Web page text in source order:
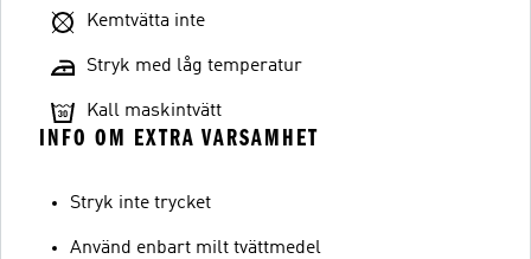
Kemtvätta inte
Stryk med låg temperatur
Kall maskintvätt
INFO OM EXTRA VARSAMHET
Stryk inte trycket
Använd enbart milt tvättmedel